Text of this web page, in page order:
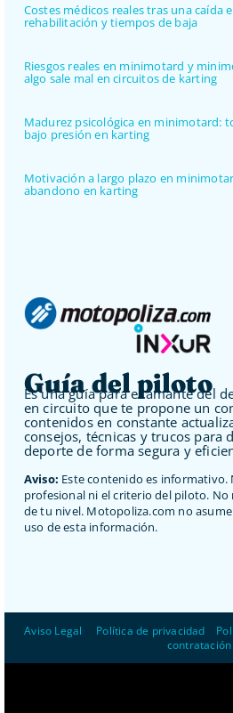
Costes médicos reales tras una caída
rehabilitación y tiempos de baja
Riesgos reales en minimotard y
algo sale mal en circuitos de karting
Madurez psicológica en minimotard:
bajo presión en karting
Motivación a largo plazo en
abandono en karting
Guía del piloto
Es una guía para el amante del
en circuito que te propone un
contenidos en constante
consejos, técnicas y trucos para
deporte de forma segura y
Aviso: Este contenido es
profesional ni el criterio del piloto.
de tu nivel. Motopoliza.com no
uso de esta información.
Aviso Legal Política de privacidad
contratación